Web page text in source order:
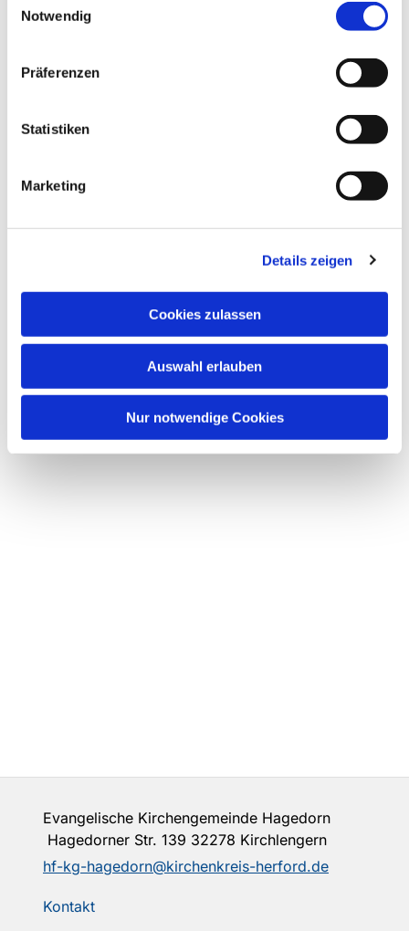
Notwendig
Präferenzen
Statistiken
Marketing
Details zeigen
Cookies zulassen
Auswahl erlauben
Nur notwendige Cookies
Dies könnte Sie auch
interessieren
Evangelische Kirchengemeinde Hagedorn
Hagedorner Str. 139 32278 Kirchlengern
hf-kg-hagedorn@kirchenkreis-herford.de
Kontakt